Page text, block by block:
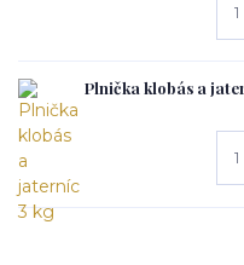
Plnička klobás a